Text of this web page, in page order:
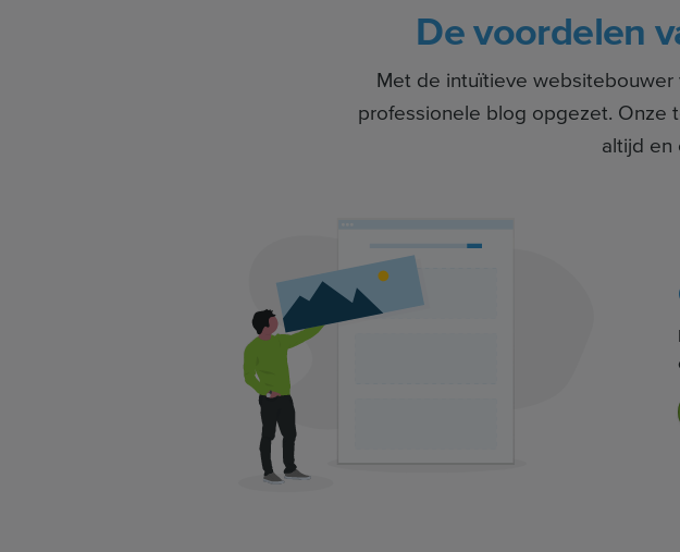
De voordelen
Met de intuïtieve websitebouwer
professionele blog opgezet. Onze
altijd en